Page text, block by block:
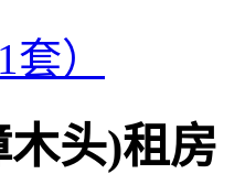
）
头)租房